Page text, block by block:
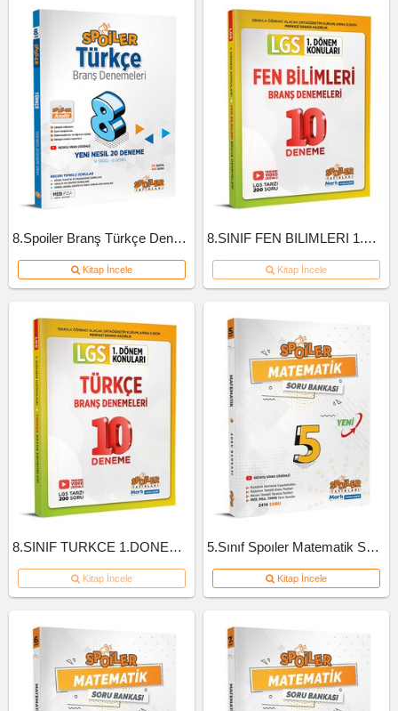
8.Spoiler Branş Türkçe Deneme
Kitap İncele
8.SINIF FEN BILIMLERI 1.DONEM 10'LU BRANS DENEME
Kitap İncele
8.SINIF TURKCE 1.DONEM 10'LU BRANS DENEME
Kitap İncele
5.Sınıf Spoıler Matematik Soru Bankası 2023
Kitap İncele